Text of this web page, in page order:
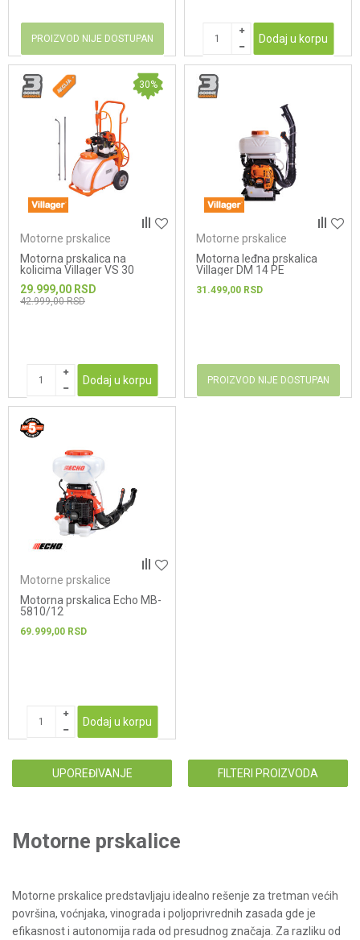
PROIZVOD NIJE DOSTUPAN Dodaj u korpu
30%
Motorne prskalice
Motorna prskalica na
kolicima Villager VS 30
29.999,00 RSD
42.999,00RSD
Dodaj u korpu
Motorne prskalice
Motorna leđna prskalica
Villager DM 14 PE
31.499,00 RSD
PROIZVOD NIJE DOSTUPAN
Motorne prskalice
Motorna prskalica Echo MB-
5810/12
69.999,00 RSD
Dodaj u korpu
UPOREĐIVANJE FILTERI PROIZVODA
Motorne prskalice
Motorne prskalice predstavljaju idealno rešenje za tretman većih
površina, voćnjaka, vinograda i poljoprivrednih zasada gde je
efikasnost i autonomija rada od presudnog značaja. Za razliku od